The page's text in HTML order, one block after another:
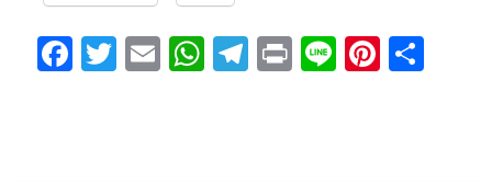
Facebook
Twitter
EmailWhatsApp
Telegram
PrintLine